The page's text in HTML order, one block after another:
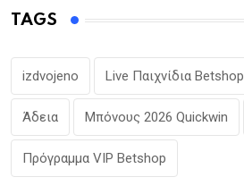
TAGS
izdvojeno Live Παιχνίδια Betshop
Άδεια Μπόνους 2026 Quickwin
Πρόγραμμα VIP Betshop